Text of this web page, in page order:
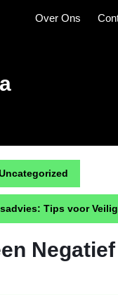
Over Ons
Tips voor